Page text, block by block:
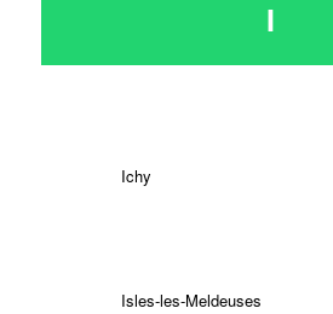
I
Ichy
Isles-les-Meldeuses